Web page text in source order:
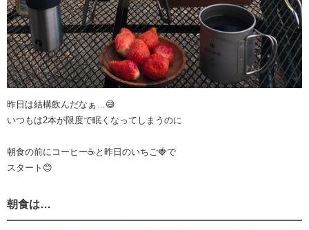
昨日は結構飲んだなぁ…😅
いつもは2本が限度で眠くなってしまうのに
朝食の前にコーヒー☕️と昨日のいちご🍓で
スタート😊
朝食は…